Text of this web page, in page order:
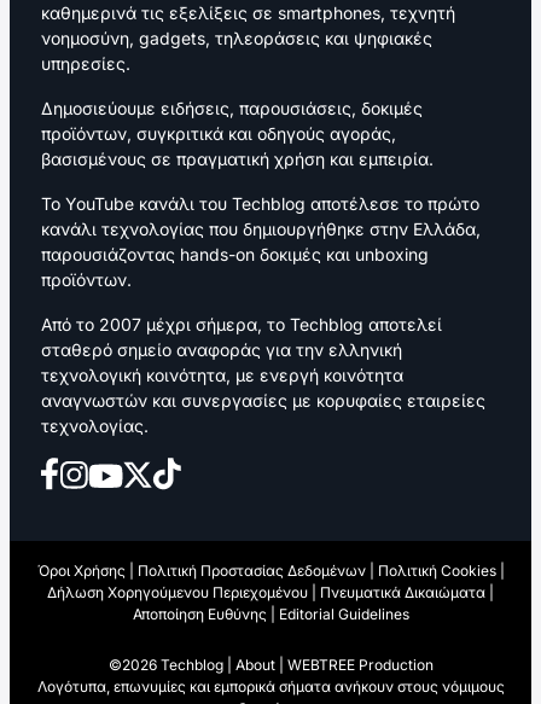
καθημερινά τις εξελίξεις σε smartphones, τεχνητή
νοημοσύνη, gadgets, τηλεοράσεις και ψηφιακές
υπηρεσίες.
Δημοσιεύουμε ειδήσεις, παρουσιάσεις, δοκιμές
προϊόντων, συγκριτικά και οδηγούς αγοράς,
βασισμένους σε πραγματική χρήση και εμπειρία.
Το YouTube κανάλι του Techblog αποτέλεσε το πρώτο
κανάλι τεχνολογίας που δημιουργήθηκε στην Ελλάδα,
παρουσιάζοντας hands-on δοκιμές και unboxing
προϊόντων.
Από το 2007 μέχρι σήμερα, το Techblog αποτελεί
σταθερό σημείο αναφοράς για την ελληνική
τεχνολογική κοινότητα, με ενεργή κοινότητα
αναγνωστών και συνεργασίες με κορυφαίες εταιρείες
τεχνολογίας.
Όροι Χρήσης Πολιτική Προστασίας Δεδομένων| Πολιτική Cookies|
Δήλωση Χορηγούμενου Περιεχομένου
Πνευματικά Δικαιώματα
Αποποίηση Ευθύνης
Editorial Guidelines
©2026 Techblog | About| WEBTREE Production
Λογότυπα, επωνυμίες και εμπορικά σήματα ανήκουν στους νόμιμους